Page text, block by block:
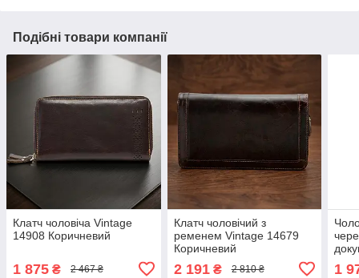
Подібні товари компанії
Клатч чоловіча Vintage
14908 Коричневий
1 875 ₴ 2 467 ₴
Клатч чоловічий з
ременем Vintage 14679
Коричневий
2 191₴ 2 810 ₴ 1